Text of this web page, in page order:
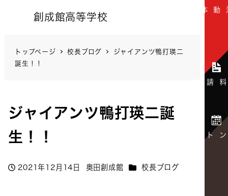
創成館高等学校
トップページ 校長ブログ
ジャイアンツ鴨打瑛二
誕生！！
ジャイアンツ鴨打瑛二誕
生！！
投稿日
2021年12月14日
著
奥田創成館 カテゴリー
校長ブログ